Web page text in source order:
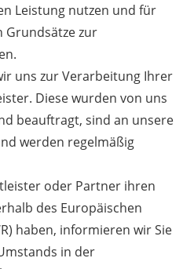
Leistung nutzen und für
Grundsätze zur
uns zur Verarbeitung Ihrer
Diese wurden von uns
beauftragt, sind an unsere
werden regelmäßig
oder Partner ihren
des Europäischen
haben, informieren wir Sie
in der